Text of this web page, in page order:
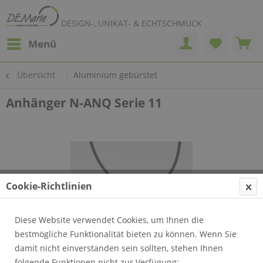
DESIGN-, UNIKAT- & ECHTSCHMUCK
Menü
Übersicht Aluminium gebürstet
Anhänger N-ANQ Serie 11
Cookie-Richtlinien
Diese Website verwendet Cookies, um Ihnen die
bestmögliche Funktionalität bieten zu können. Wenn Sie
damit nicht einverstanden sein sollten, stehen Ihnen